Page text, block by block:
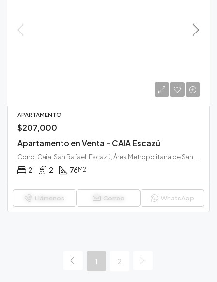
APARTAMENTO
$207,000
Apartamento en Venta – CAIA Escazú
2 2 76M2
Llámenos Correo WhatsApp
1 2